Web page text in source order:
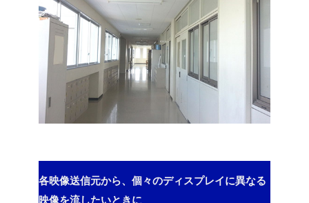
各映像送信元から、個々のディスプレイに異なる
映像を流したいときに